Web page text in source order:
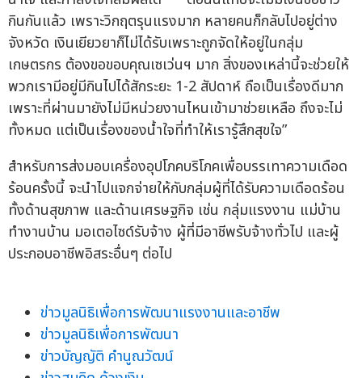
กินกันแล้ว เพราะวิกฤตรุนแรงมาก หลายคนก็กลับไปอยู่ต่าง
จังหวัด เงินเยียวยาก็ไม่ได้รับเพราะถูกจัดให้อยู่ในกลุ่ม
เกษตรกร ต้องขอขอบคุณเซเว่นฯ มาก สิ่งของเหล่านี้จะช่วยให้
พวกเรามีอยู่มีกินไปได้สักระยะ 1-2 สัปดาห์ ถือเป็นเรื่องดีมาก
เพราะที่ผ่านมายังไม่มีหน่วยงานไหนเข้ามาช่วยเหลือ ถึงจะไม่
ทั้งหมด แต่เป็นเรื่องของน้ำใจที่ทำให้เรารู้สึกสุขใจ”
สำหรับการส่งมอบเครื่องอุปโภคบริโภคเพื่อบรรเทาความเดือด
ร้อนครั้งนี้ จะนำไปแจกจ่ายให้กับกลุ่มผู้ที่ได้รับความเดือดร้อน
ทั้งด้านสุขภาพ และด้านเศรษฐกิจ เช่น กลุ่มแรงงาน แม่บ้าน
ทำงานบ้าน มอเตอไซด์รับจ้าง ผู้ที่มีอาชีพรับจ้างทั่วไป และผู้
ประกอบอาชีพอิสระอื่นๆ ต่อไป
ข่าวมูลนิธิเพื่อการพัฒนาแรงงานและอาชีพ
ข่าวมูลนิธิเพื่อการพัฒนา
ข่าวบัญญัติ คำนูณวัฒน์